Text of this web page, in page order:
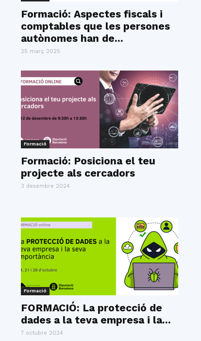
Formació: Aspectes fiscals i
comptables que les persones
autònomes han de...
25 març 2025
Formació
Formació: Posiciona el teu
projecte als cercadors
3 desembre 2024
Formació
FORMACIÓ: La protecció de
dades a la teva empresa i la...
7 octubre 2024